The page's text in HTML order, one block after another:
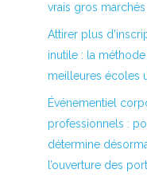
vrais gros marchés
Attirer plus
inutile : la
meilleures écoles
Événementiel
professionnels :
détermine
l’ouverture des